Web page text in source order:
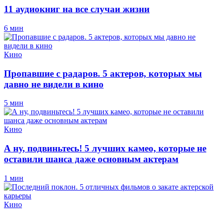
11 аудиокниг на все случаи жизни
6 мин
Кино
Пропавшие с радаров. 5 актеров, которых мы
давно не видели в кино
5 мин
Кино
А ну, подвиньтесь! 5 лучших камео, которые не
оставили шанса даже основным актерам
1 мин
Кино